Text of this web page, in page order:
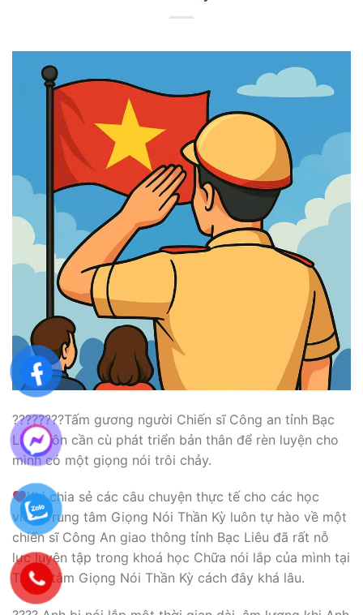
????????Tấm gương người Chiến sĩ Công an tỉnh Bạc
Liêu luôn cần cù phát triển bản thân để rèn luyện cho
mình có một giọng nói trôi chảy.
Khi chia sẻ các câu chuyện thực tế cho các học
viên, Trung tâm Giọng Nói Thần Kỳ luôn tự hào về một
chiến sĩ Công An giao thông tỉnh Bạc Liêu đã rất nỗ
lực luyện tập trong khoá học Chữa nói lắp của mình tại
Trung tâm Giọng Nói Thần Kỳ cách đây khá lâu.